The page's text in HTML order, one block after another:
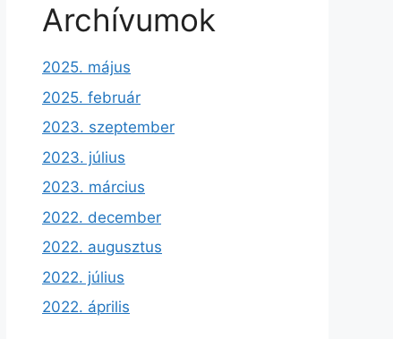
Archívumok
2025. május
2025. február
2023. szeptember
2023. július
2023. március
2022. december
2022. augusztus
2022. július
2022. április